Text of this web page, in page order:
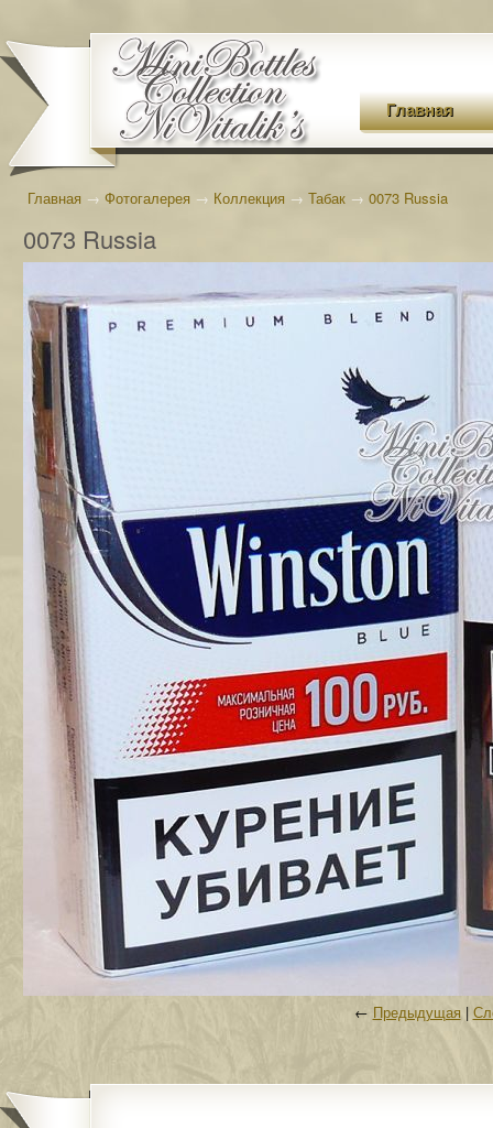
Главная
Главная → Фотогалерея → Коллекция → Табак → 0073 Russia
0073 Russia
← Предыдущая|